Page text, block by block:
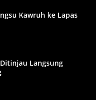
Kawruh ke Lapas
Langsung